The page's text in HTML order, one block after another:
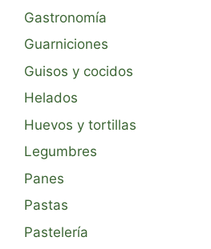
Gastronomía
Guarniciones
Guisos y cocidos
Helados
Huevos y tortillas
Legumbres
Panes
Pastas
Pastelería